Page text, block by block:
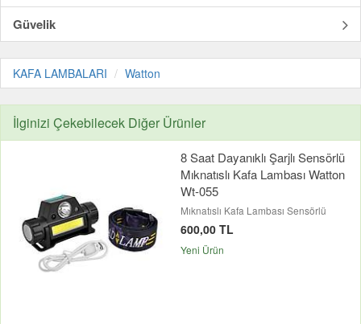
Güvelik
KAFA LAMBALARI Watton
İlginizi Çekebilecek Diğer Ürünler
8 Saat Dayanıklı Şarjlı Sensörlü
Mıknatıslı Kafa Lambası Watton
Wt-055
Mıknatıslı Kafa Lambası Sensörlü
600,00 TL
Yeni Ürün